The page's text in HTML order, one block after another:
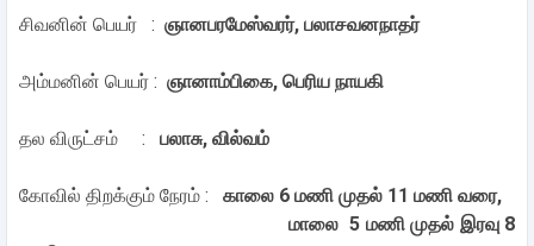
சிவனின் பெயர் : ஞானபரமேஸ்வரர், பலாசவனநாதர்
அம்மனின் பெயர் : ஞானாம்பிகை, பெரிய நாயகி
தல விருட்சம் : பலாசு, வில்வம்
கோவில் திறக்கும் நேரம் : காலை 6 மணி முதல் 11 மணி வரை,
மாலை 5 மணி முதல் இரவு 8